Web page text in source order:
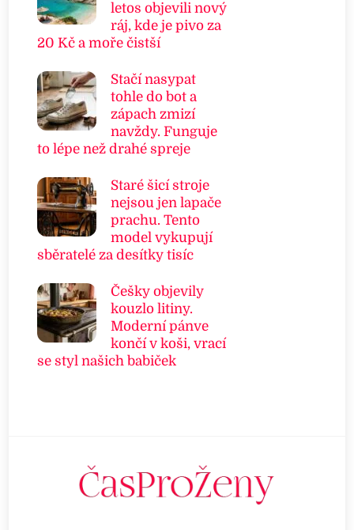
letos objevili nový
ráj, kde je pivo za
20 Kč a moře čistší
Stačí nasypat
tohle do bot a
zápach zmizí
navždy. Funguje
to lépe než drahé spreje
Staré šicí stroje
nejsou jen lapače
prachu. Tento
model vykupují
sběratelé za desítky tisíc
Češky objevily
kouzlo litiny.
Moderní pánve
končí v koši, vrací
se styl našich babiček